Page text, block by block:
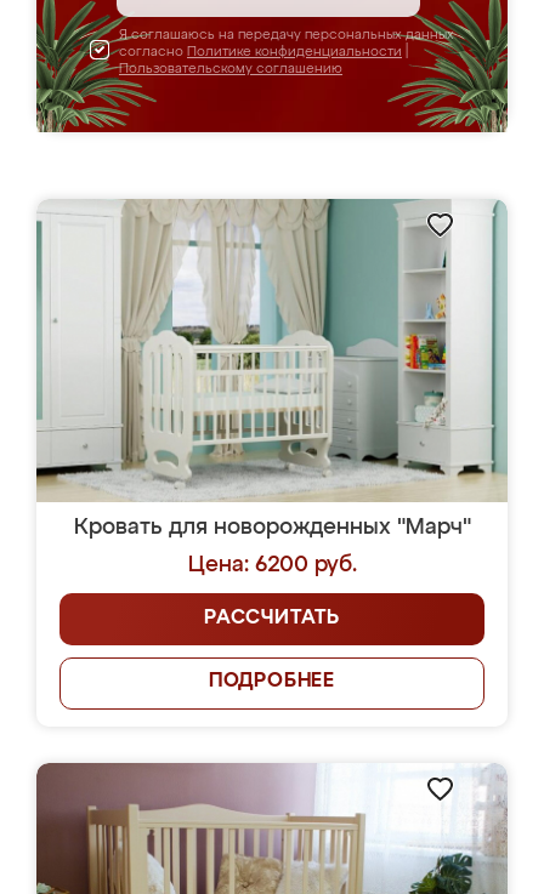
Я соглашаюсь на передачу персональных данных
согласно Политике конфиденциальности
Пользовательскому соглашению
Кровать для новорожденных "Марч"
Цена: 6200 руб.
РАССЧИТАТЬ
ПОДРОБНЕЕ